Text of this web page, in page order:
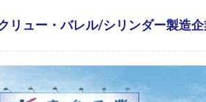
リュー・バレル/シリンダー製造